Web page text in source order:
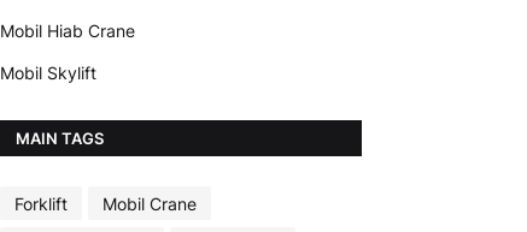
Mobil Hiab Crane
Mobil Skylift
MAIN TAGS
Forklift
Mobil Crane